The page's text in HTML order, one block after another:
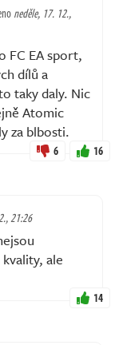
neděle, 17. 12.,
FC EA sport,
dílů a
taky daly. Nic
Atomic
za blbosti.
6 16
21:26
ale
14